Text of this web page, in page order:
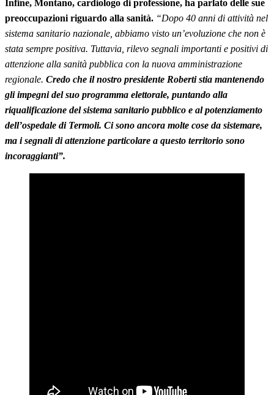
Infine, Montano, cardiologo di professione, ha parlato delle sue
preoccupazioni riguardo alla sanità. “Dopo 40 anni di attività nel
sistema sanitario nazionale, abbiamo visto un’evoluzione che non è
stata sempre positiva. Tuttavia, rilevo segnali importanti e positivi di
attenzione alla sanità pubblica con la nuova amministrazione
regionale. Credo che il nostro presidente Roberti stia mantenendo
gli impegni del suo programma elettorale, puntando alla
riqualificazione del sistema sanitario pubblico e al potenziamento
dell’ospedale di Termoli. Ci sono ancora molte cose da sistemare,
ma i segnali di attenzione particolare a questo territorio sono
incoraggianti”.